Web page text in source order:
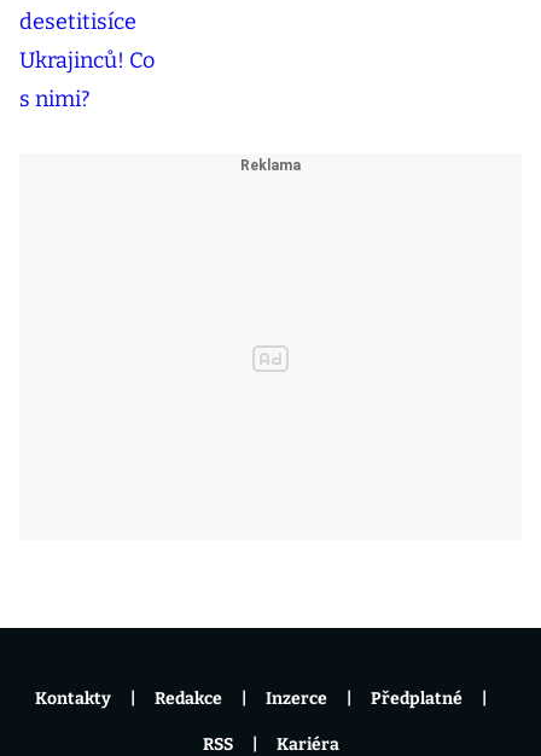
Kontakty Redakce Inzerce Předplatné
RSS Kariéra